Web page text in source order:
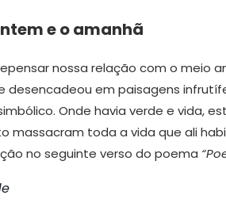
e o amanhã
nossa relação com o meio
desencadeou em paisagens
Onde havia verde e vida,
massacram toda a vida que ali
no seguinte verso do poema